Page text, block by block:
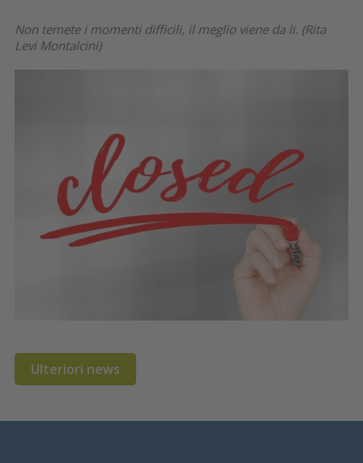
Non temete i momenti difficili, il meglio viene da li. (Rita
Levi Montalcini)
Ulteriori news